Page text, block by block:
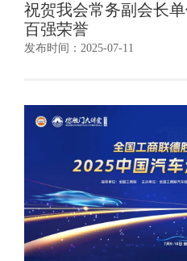
祝贺我会常务副会长
百强荣誉
发布时间：2025-07-11